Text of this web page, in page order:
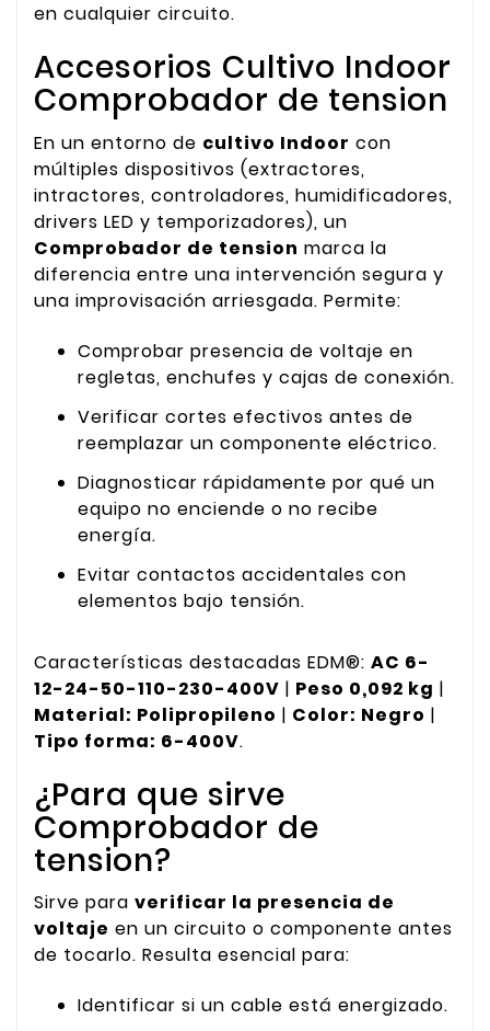
en cualquier circuito.
Accesorios Cultivo Indoor
Comprobador de tension
En un entorno de cultivo Indoor con
múltiples dispositivos (extractores,
intractores, controladores, humidificadores,
drivers LED y temporizadores), un
Comprobador de tension marca la
diferencia entre una intervención segura y
una improvisación arriesgada. Permite:
Comprobar presencia de voltaje en
regletas, enchufes y cajas de conexión.
Verificar cortes efectivos antes de
reemplazar un componente eléctrico.
Diagnosticar rápidamente por qué un
equipo no enciende o no recibe
energía.
Evitar contactos accidentales con
elementos bajo tensión.
Características destacadas EDM®: AC 6-
12-24-50-110-230-400V | Peso 0,092 kg |
Material: Polipropileno | Color: Negro |
Tipo forma: 6-400V.
¿Para que sirve
Comprobador de
tension?
Sirve para verificar la presencia de
voltaje en un circuito o componente antes
de tocarlo. Resulta esencial para:
Identificar si un cable está energizado.